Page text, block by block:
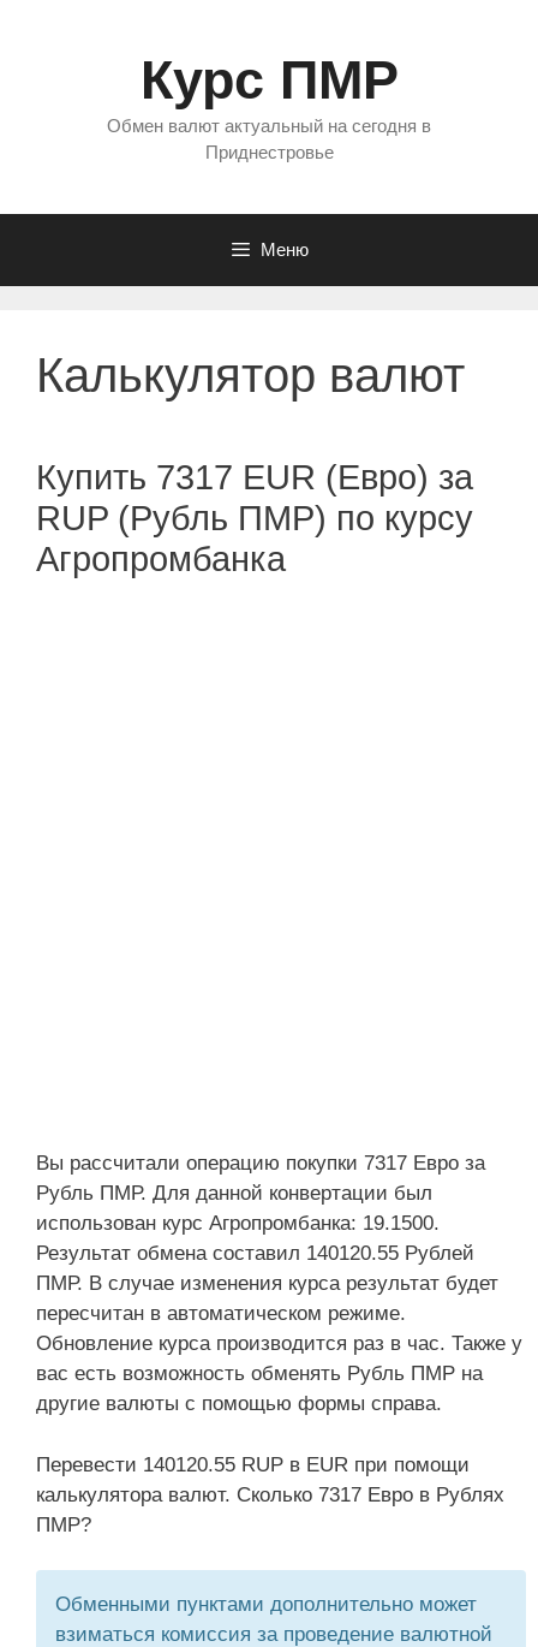
Курс ПМР
Обмен валют актуальный на сегодня в
Приднестровье
Меню
Калькулятор валют
Купить 7317 EUR (Евро) за
RUP (Рубль ПМР) по курсу
Агропромбанка
Вы рассчитали операцию покупки 7317 Евро за
Рубль ПМР. Для данной конвертации был
использован курс Агропромбанка: 19.1500.
Результат обмена составил 140120.55 Рублей
ПМР. В случае изменения курса результат будет
пересчитан в автоматическом режиме.
Обновление курса производится раз в час. Также у
вас есть возможность обменять Рубль ПМР на
другие валюты с помощью формы справа.
Перевести 140120.55 RUP в EUR при помощи
калькулятора валют. Сколько 7317 Евро в Рублях
ПМР?
Обменными пунктами дополнительно может
взиматься комиссия за проведение валютной